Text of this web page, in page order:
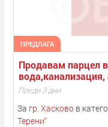
ПРЕДЛАГА
Продавам парцел
Преди 3 дни
За гр. Хасковов
Терени“